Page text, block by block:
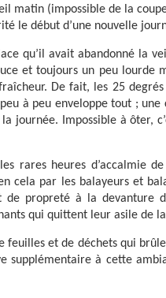
matin (impossible de la
le début d’une nouvelle
qu’il avait abandonné la
et toujours un peu lourde
De fait, les 25 degrés
à peu enveloppe tout ; une
journée. Impossible à ôter,
rares heures d’accalmie
cela par les balayeurs et
propreté à la devanture
qui quittent leur asile de
feuilles et de déchets qui
supplémentaire à cette